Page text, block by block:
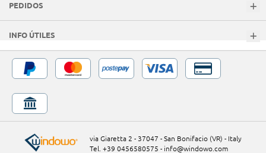
PEDIDOS
INFO ÚTILES
via Giaretta 2 - 37047 - San Bonifacio (VR) - Italy
Tel. +39 0456580575 - info@windowo.com